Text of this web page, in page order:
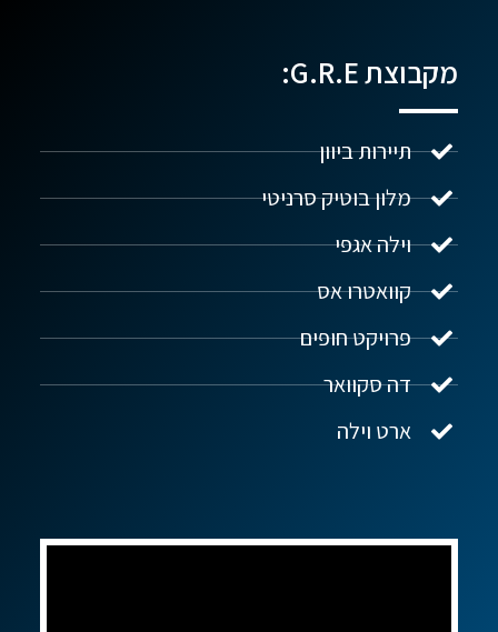
מקבוצת G.R.E:
תיירות ביוון
מלון בוטיק סרניטי
וילה אגפי
קוואטרו אס
פרויקט חופים
דה סקוואר
ארט וילה
נדל"ן ביוון G.R.E
שלום! איך אפשר לעזור?